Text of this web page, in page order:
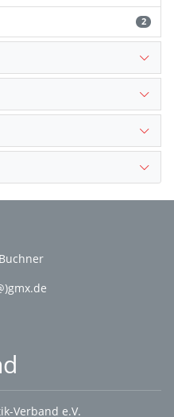
2
Verband e.V.